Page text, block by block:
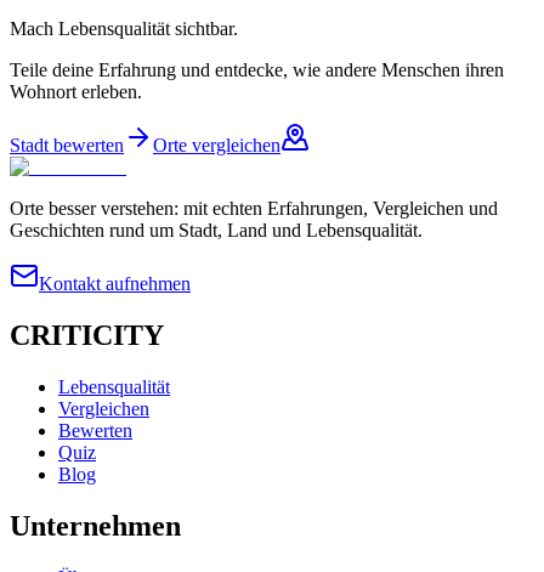
Mach Lebensqualität sichtbar.
Teile deine Erfahrung und entdecke, wie andere Menschen ihren
Wohnort erleben.
Stadt bewerten Orte vergleichen
Orte besser verstehen: mit echten Erfahrungen, Vergleichen und
Geschichten rund um Stadt, Land und Lebensqualität.
Kontakt aufnehmen
CRITICITY
Lebensqualität
Vergleichen
Bewerten
Quiz
Blog
Unternehmen